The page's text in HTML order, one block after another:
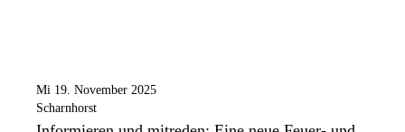
Mi 19. November 2025
Scharnhorst